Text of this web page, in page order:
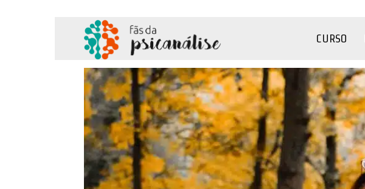
da
Psicanálise
CURSO